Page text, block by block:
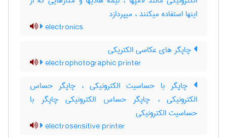
اینها استفاده میکنند ، میپردازد
electronics
چاپگر های عکاسی الکتریکی
electrophotographic printer
چاپگر با حساسیت الکترونیکی ، چاپگر حساس
الکترونیکی ، چاپگر حساس الکترونیکی چاپگر با
حساسیت الکترونیکی
electrosensitive printer